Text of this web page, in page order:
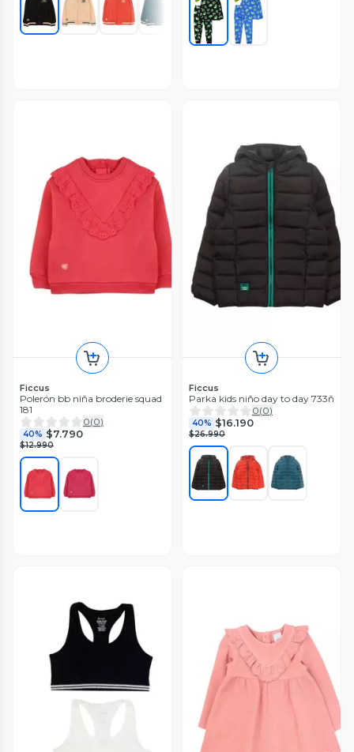
Ficcus
Polerón bb niña broderie squad
181
0(0)
40% $7.790
$12.990
Ficcus
Parka kids niño day to day 733ñ
0(0)
40% $16.190
$26.990